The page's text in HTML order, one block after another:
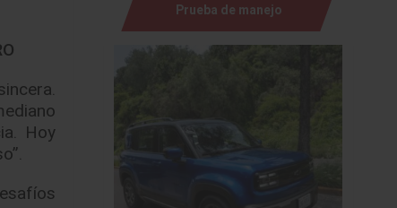
Hoy
Prueba de manejo